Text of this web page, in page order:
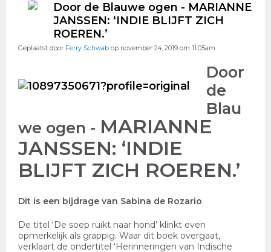
Door de Blauwe ogen - MARIANNE
JANSSEN: ‘INDIE BLIJFT ZICH
ROEREN.’
Geplaatst door Ferry Schwab op november 24, 2019 om 11:05am
Door
de
Blau
we ogen - MARIANNE
JANSSEN: ‘INDIE
BLIJFT ZICH ROEREN.’
Dit is een bijdrage van Sabina de Rozario.
De titel ‘De soep ruikt naar hond’ klinkt even
opmerkelijk als grappig. Waar dit boek overgaat,
verklaart de ondertitel ‘Herinneringen van Indische